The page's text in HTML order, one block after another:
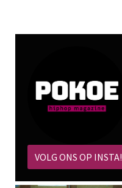
VOLG ONS OP INSTA!